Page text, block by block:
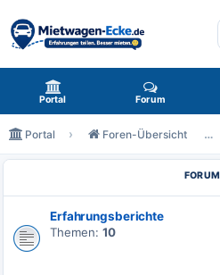
Mietwagen-Ecke.de - das Forum rund um Mietwagen
Portal Forum
Portal Foren-Übersicht
Enterprise
FORUM
Erfahrungsberichte
Themen: 10